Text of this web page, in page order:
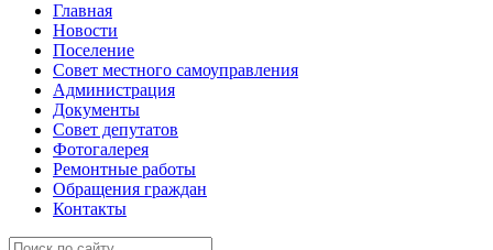
Главная
Новости
Поселение
Совет местного самоуправления
Администрация
Документы
Совет депутатов
Фотогалерея
Ремонтные работы
Обращения граждан
Контакты